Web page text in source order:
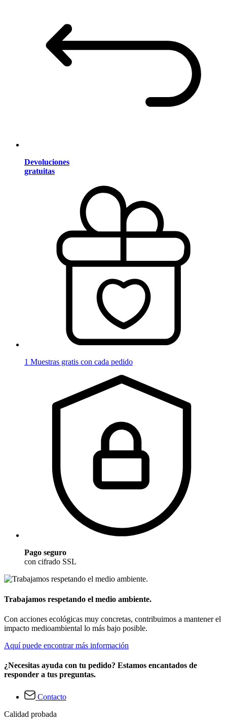
Devoluciones
gratuitas
1 Muestras gratis con cada pedido
Pago seguro
con cifrado SSL
Trabajamos respetando el medio ambiente.
Con acciones ecológicas muy concretas, contribuimos a mantener el
impacto medioambiental lo más bajo posible.
Aquí puede encontrar más información
¿Necesitas ayuda con tu pedido? Estamos encantados de
responder a tus preguntas.
Contacto
Calidad probada